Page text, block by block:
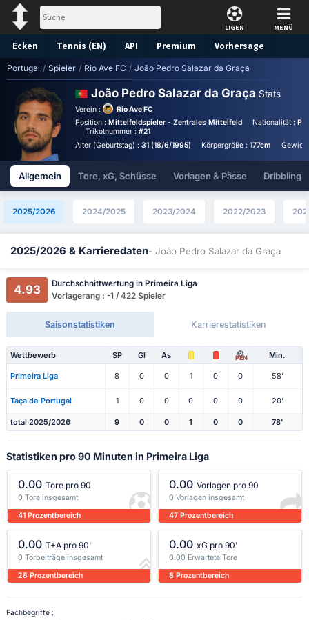
LIGEN MENÜ
Ecken Tennis (EN) API Premium Vorhersage
Portugal / Spieler / Rio Ave FC / João Pedro Salazar da Graça
João Pedro Salazar da Graça Stats
Verein :
Rio Ave FC
Position : Mittelfeldspieler - Zentrales Mittelfeld Nationalität :
Trikotnummer :#21
Alter (Geburtstag) : 31 (18/6/1995) Körpergröße :177cm
Allgemein Tore, xG, Schüsse Vorlagen & Pässe Dribbling
2025/2026 2024/2025 2023/2024 2022/2023
2025/2026 & Karrieredaten- João Pedro Salazar da Graça
4.93
Durchschnittwertung in Primeira Liga
Vorlagerang : -1 / 422 Spieler
Saisonstatistiken Karrierestatistiken
Wettbewerb SP Gl As PEN Min.
Primeira Liga 8 0 0 1 0 0 58'
Taça de Portugal 1 0 0 0 0 0 20'
total 2025/2026 9 0 0 1 0 0 78'
Statistiken pro 90 Minuten in Primeira Liga
0.00 Tore pro 90
0 Tore insgesamt
41 Prozentbereich
0.00 Vorlagen pro 90
0 Vorlagen insgesamt
47 Prozentbereich
0.00 T+A pro 90'
0 Torbeiträge insgesamt
28 Prozentbereich
0.00 xG pro 90'
0.00 Erwartete Tore
8 Prozentbereich
Fachbegriffe :